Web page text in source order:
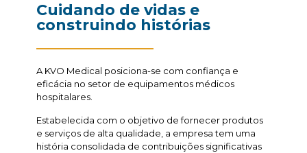
Cuidando de vidas e
construindo histórias
A KVO Medical posiciona-se com confiança e
eficácia no setor de equipamentos médicos
hospitalares.
Estabelecida com o objetivo de fornecer produtos
e serviços de alta qualidade, a empresa tem uma
história consolidada de contribuições significativas